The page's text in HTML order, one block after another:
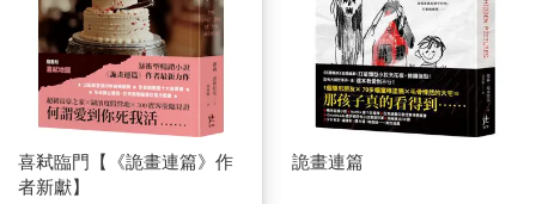
小孩，沒負債，別擔心。」 「他母親是怎麼樣的人？」 「我好愛
她。她現在似乎有些健康狀況？很常偏頭痛。但她換新藥吃了，
已經好轉不少。」 「他爸呢？」 「很棒。很厲害。」 「他是做
什麼的？」 瑪姬猶豫一會。「這有點複雜。」 「為什麼複雜？」
「其實也不複雜。只是我現在還不想聊。」 這到底是什麼意思？
「這是很簡單的問題，瑪姬。他是做什麼的？」 「反正重點是我
要結婚了，我希望你來參加婚禮。七月二十三日，地點在新罕布
夏州。」 「但妳不能告訴我他父親是做什麼的？」 「我可以告訴
喜弒臨門【《詭畫連篇》作
者新獻】
詭畫連篇